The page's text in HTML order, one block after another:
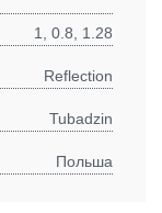
1, 0.8, 1.28
Reflection
Tubadzin
Польша